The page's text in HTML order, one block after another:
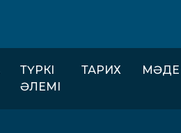
ТҮРКІ
ӘЛЕМІ
ТАРИХ